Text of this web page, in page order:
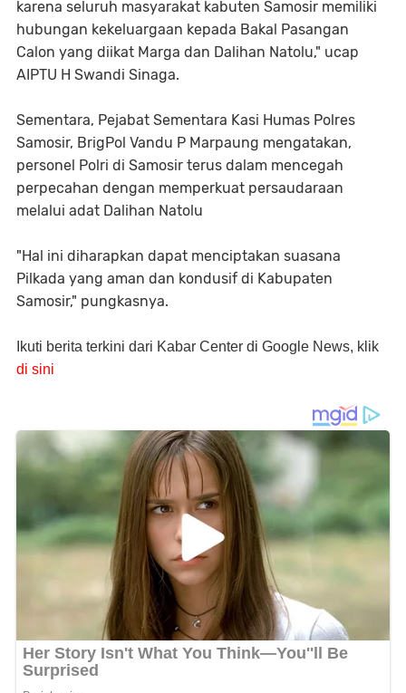
karena seluruh masyarakat kabuten Samosir memiliki
hubungan kekeluargaan kepada Bakal Pasangan
Calon yang diikat Marga dan Dalihan Natolu," ucap
AIPTU H Swandi Sinaga.
Sementara, Pejabat Sementara Kasi Humas Polres
Samosir, BrigPol Vandu P Marpaung mengatakan,
personel Polri di Samosir terus dalam mencegah
perpecahan dengan memperkuat persaudaraan
melalui adat Dalihan Natolu
"Hal ini diharapkan dapat menciptakan suasana
Pilkada yang aman dan kondusif di Kabupaten
Samosir," pungkasnya.
Ikuti berita terkini dari Kabar Center di Google News, klik
di sini